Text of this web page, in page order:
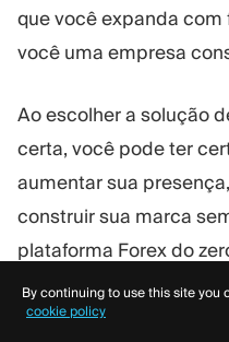
que você expanda
você uma empresa
Ao escolher a solução
certa, você pode ter
aumentar sua
construir sua marca
plataforma Forex do
2025 é o momento
Índice
By continuing to use this site you
cookie policy